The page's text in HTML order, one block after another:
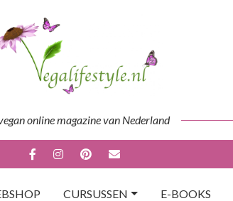
online magazine van Nederland
CURSUSSEN E-BOOKS